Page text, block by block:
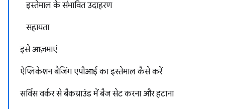
इस्तेमाल के संभावित उदाहरण
सहायता
इसे आज़माएं
ऐप्लिकेशन बैजिंग एपीआई का इस्तेमाल कैसे करें
सर्विस वर्कर से बैकग्राउंड में बैज सेट करना और हटाना